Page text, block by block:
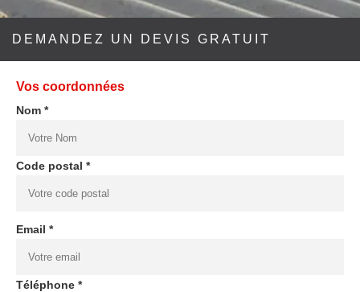
DEMANDEZ UN DEVIS GRATUIT
Vos coordonnées
Nom *
Code postal *
Email *
Téléphone *